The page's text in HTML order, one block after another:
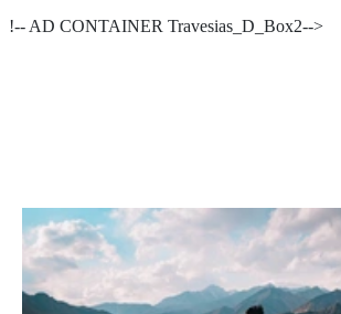
!-- AD CONTAINER Travesias_D_Box2-->